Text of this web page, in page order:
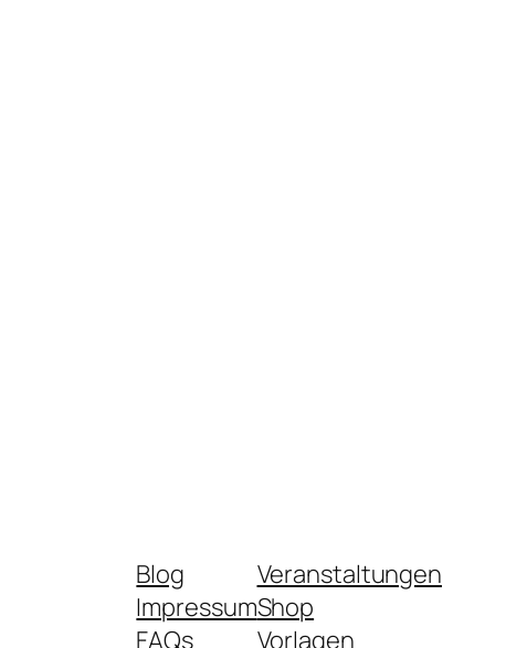
Blog
Impressum
FAQs
Veranstaltungen
Shop
Vorlagen